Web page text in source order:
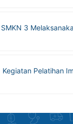
SMKN 3
Kegiatan Pelatihan